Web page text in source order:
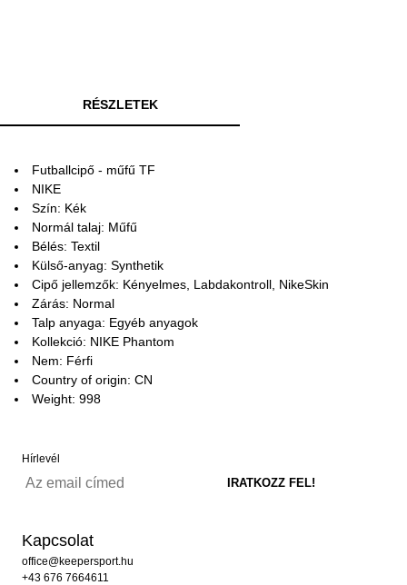
RÉSZLETEK
Futballcipő - műfű TF
NIKE
Szín: Kék
Normál talaj: Műfű
Bélés: Textil
Külső-anyag: Synthetik
Cipő jellemzők: Kényelmes, Labdakontroll, NikeSkin
Zárás: Normal
Talp anyaga: Egyéb anyagok
Kollekció: NIKE Phantom
Nem: Férfi
Country of origin: CN
Weight: 998
Hírlevél
Kapcsolat
office@keepersport.hu
+43 676 7664611